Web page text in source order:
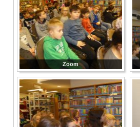
Zoom